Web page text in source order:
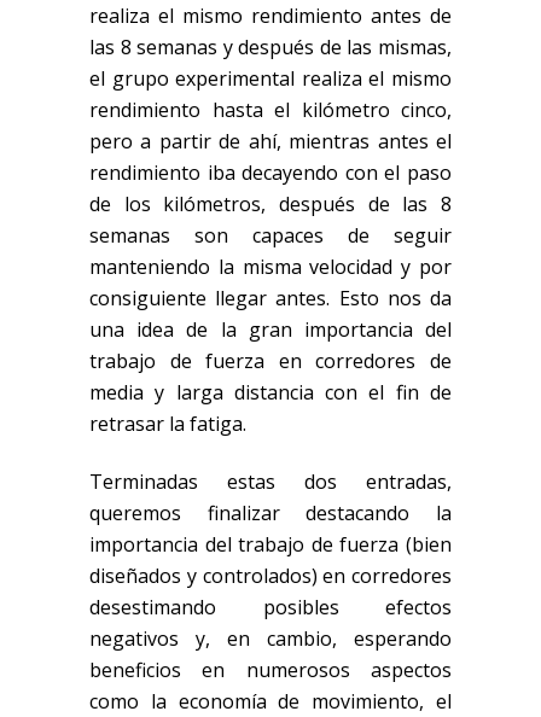
realiza el mismo rendimiento antes de
las 8 semanas y después de las mismas,
el grupo experimental realiza el mismo
rendimiento hasta el kilómetro cinco,
pero a partir de ahí, mientras antes el
rendimiento iba decayendo con el paso
de los kilómetros, después de las 8
semanas son capaces de seguir
manteniendo la misma velocidad y por
consiguiente llegar antes. Esto nos da
una idea de la gran importancia del
trabajo de fuerza en corredores de
media y larga distancia con el fin de
retrasar la fatiga.
Terminadas estas dos entradas,
queremos finalizar destacando la
importancia del trabajo de fuerza (bien
diseñados y controlados) en corredores
desestimando posibles efectos
negativos y, en cambio, esperando
beneficios en numerosos aspectos
como la economía de movimiento, el